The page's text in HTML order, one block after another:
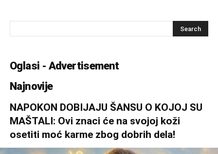
Oglasi - Advertisement
Najnovije
NAPOKON DOBIJAJU ŠANSU O KOJOJ SU
MAŠTALI: Ovi znaci će na svojoj koži
osetiti moć karme zbog dobrih dela!